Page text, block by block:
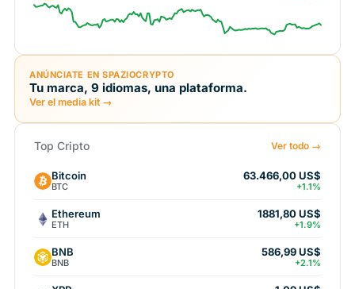
ANÚNCIATE EN SPAZIOCRYPTO
Tu marca, 9 idiomas, una plataforma.
Ver el media kit →
Top Cripto Ver todo →
Bitcoin
BTC
63.466,00 US$
+1.1%
Ethereum
ETH
1881,80 US$
+1.9%
BNB
BNB
586,99 US$
+2.1%